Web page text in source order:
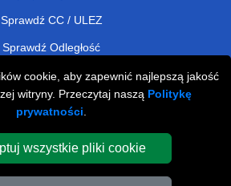
cookie, aby zapewnić najlepszą jakość
witryny. Przeczytaj naszą Politykę
prywatności
wszystkie pliki cookie
Sprawdź CC / ULEZ
Sprawdź Odległość
and Van Removals